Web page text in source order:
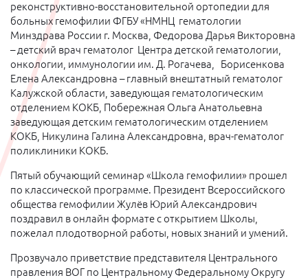
реконструктивно-восстановительной ортопедии для
больных гемофилии ФГБУ «НМНЦ гематологии
Минздрава России г. Москва, Федорова Дарья Викторовна
– детский врач гематолог Центра детской гематологии,
онкологии, иммунологии им. Д. Рогачева, Борисенкова
Елена Александровна – главный внештатный гематолог
Калужской области, заведующая гематологическим
отделением КОКБ, Побережная Ольга Анатольевна
заведующая детским гематологическим отделением
КОКБ, Никулина Галина Александровна, врач-гематолог
поликлиники КОКБ.
Пятый обучающий семинар «Школа гемофилии» прошел
по классической программе. Президент Всероссийского
общества гемофилии Жулёв Юрий Александрович
поздравил в онлайн формате с открытием Школы,
пожелал плодотворной работы, новых знаний и умений.
Прозвучало приветствие представителя Центрального
правления ВОГ по Центральному Федеральному Округу